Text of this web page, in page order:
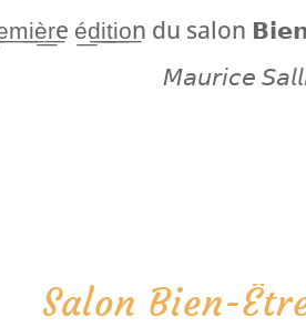
é͟d͟i͟t͟i͟o͟n du salon
𝘔𝘢𝘶𝘳𝘪𝘤𝘦
Salon Bien-